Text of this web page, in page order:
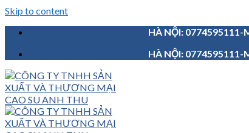
Skip to content
HÀ NỘI:
HÀ NỘI: